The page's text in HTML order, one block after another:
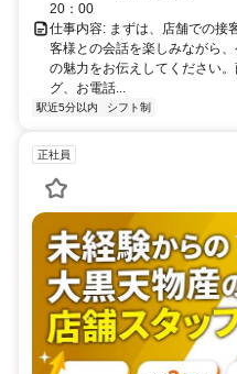
20：00
仕事内容: まずは、店舗での接
客様との会話を楽しみながら
の魅力をお伝えしてください
グ、お電話...
駅近5分以内 シフト制
正社員